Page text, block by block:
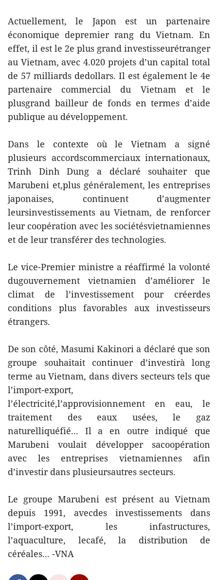
Actuellement, le Japon est un partenaire
économique depremier rang du Vietnam. En
effet, il est le 2e plus grand investisseurétranger
au Vietnam, avec 4.020 projets d’un capital total
de 57 milliards dedollars. Il est également le 4e
partenaire commercial du Vietnam et le
plusgrand bailleur de fonds en termes d’aide
publique au développement.
Dans le contexte où le Vietnam a signé
plusieurs accordscommerciaux internationaux,
Trinh Dinh Dung a déclaré souhaiter que
Marubeni et,plus généralement, les entreprises
japonaises, continuent d’augmenter
leursinvestissements au Vietnam, de renforcer
leur coopération avec les sociétésvietnamiennes
et de leur transférer des technologies.
Le vice-Premier ministre a réaffirmé la volonté
dugouvernement vietnamien d’améliorer le
climat de l’investissement pour créerdes
conditions plus favorables aux investisseurs
étrangers.
De son côté, Masumi Kakinori a déclaré que son
groupe souhaitait continuer d’investirà long
terme au Vietnam, dans divers secteurs tels que
l’import-export,
l’électricité,l’approvisionnement en eau, le
traitement des eaux usées, le gaz
naturelliquéfié... Il a en outre indiqué que
Marubeni voulait développer sacoopération
avec les entreprises vietnamiennes afin
d’investir dans plusieursautres secteurs.
Le groupe Marubeni est présent au Vietnam
depuis 1991, avecdes investissements dans
l’import-export, les infastructures,
l’aquaculture, lecafé, la distribution de
céréales... -VNA